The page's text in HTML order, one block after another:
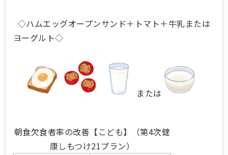
◇ハムエッグオープンサンド＋トマト＋牛乳または
ヨーグルト◇
または
朝食欠食者率の改善【こども】（第4次健
康しもつけ21プラン）